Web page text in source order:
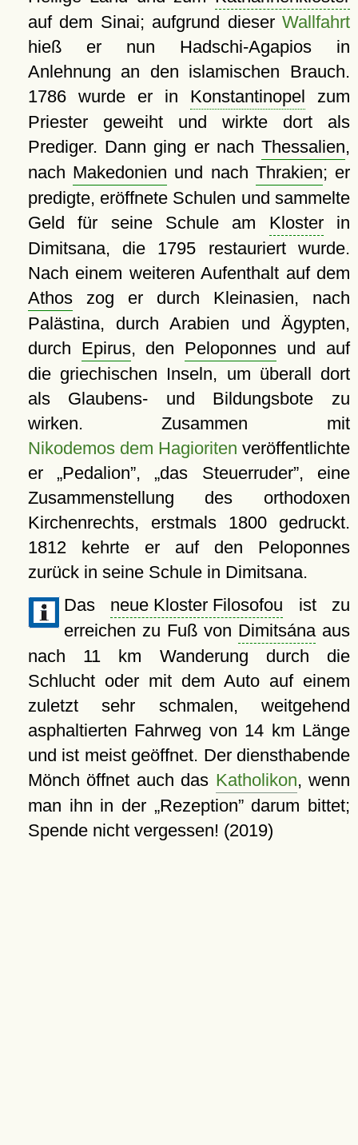
auf dem Sinai; aufgrund dieser Wallfahrt
hieß er nun Hadschi-Agapios in
Anlehnung an den islamischen Brauch.
1786 wurde er in Konstantinopel zum
Priester geweiht und wirkte dort als
Prediger. Dann ging er nach Thessalien,
nach Makedonien und nach Thrakien; er
predigte, eröffnete Schulen und sammelte
Geld für seine Schule am Klosterin
Dimitsana, die 1795 restauriert wurde.
Nach einem weiteren Aufenthalt auf dem
Athoszog er durch Kleinasien, nach
Palästina, durch Arabien und Ägypten,
durch Epirus, den Peloponnes und auf
die griechischen Inseln, um überall dort
als Glaubens- und Bildungsbote zu
wirken. Zusammen mit
Nikodemos dem Hagioriten veröffentlichte
er Pedalion , das Steuerruder , eine
Zusammenstellung des orthodoxen
Kirchenrechts, erstmals 1800 gedruckt.
1812 kehrte er auf den Peloponnes
zurück in seine Schule in Dimitsana.
Das neue Kloster Filosofou ist zu
erreichen zu Fuß von Dimitsánaaus
nach 11 km Wanderung durch die
Schlucht oder mit dem Auto auf einem
zuletzt sehr schmalen, weitgehend
asphaltierten Fahrweg von 14 km Länge
und ist meist geöffnet. Der diensthabende
Mönch öffnet auch das Katholikon, wenn
man ihn in der
Rezeption darum bittet;
Spende nicht vergessen! (2019)